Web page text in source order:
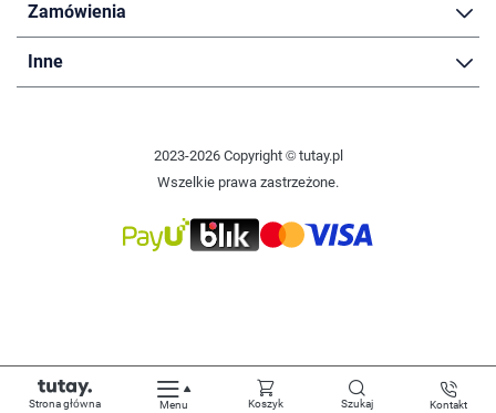
Strona główna Menu Koszyk Szukaj Kontakt
Zamówienia
Inne
2023-2026 Copyright © tutay.pl
Wszelkie prawa zastrzeżone.